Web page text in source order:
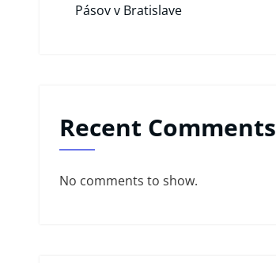
Pásov v Bratislave
Recent Comments
No comments to show.